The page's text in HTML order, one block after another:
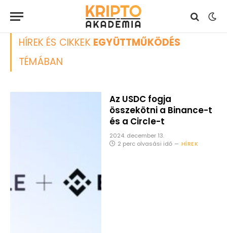
HÍREK ÉS CIKKEK EGYÜTTMŰKÖDÉS
TÉMÁBAN
Az USDC fogja
összekötni a Binance-t
és a Circle-t
2024. december 13.
2 perc olvasási idő
HÍREK